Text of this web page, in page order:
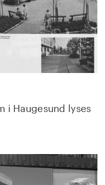
i Haugesund lyses